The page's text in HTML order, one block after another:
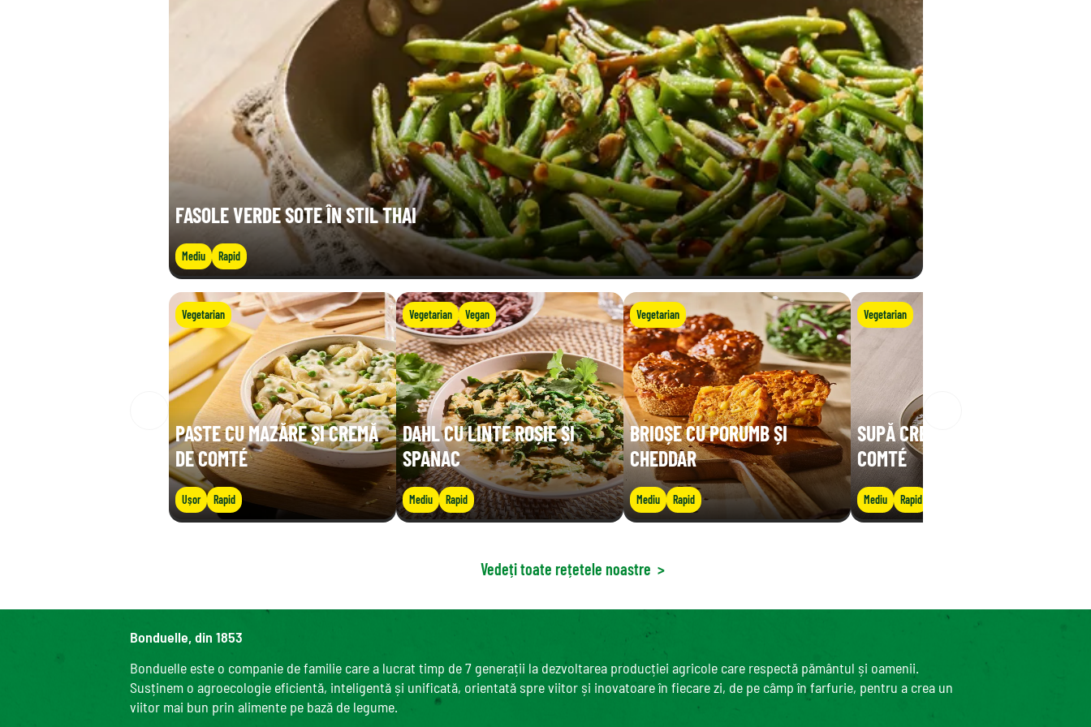
FASOLE VERDE SOTE ÎN STIL THAI
Mediu Rapid
Vegetarian
PASTE CU MAZĂRE ȘI CREMĂ
DE COMTÉ
Ușor Rapid
Vegetarian Vegan
DAHL CU LINTE ROȘIE ȘI
SPANAC
Mediu Rapid
Vegetarian
BRIOȘE CU PORUMB ȘI
CHEDDAR
Mediu Rapid
Vegetarian
SUPĂ CREMOASĂ DE LINTE CU
COMTÉ
Mediu Rapid
Vedeți toate rețetele noastre >
Bonduelle, din 1853
Bonduelle este o companie de familie care a lucrat timp de 7 generații la dezvoltarea producției agricole care respectă pământul și oamenii.
Susținem o agroecologie eficientă, inteligentă și unificată, orientată spre viitor și inovatoare în fiecare zi, de pe câmp în farfurie, pentru a crea un
viitor mai bun prin alimente pe bază de legume.